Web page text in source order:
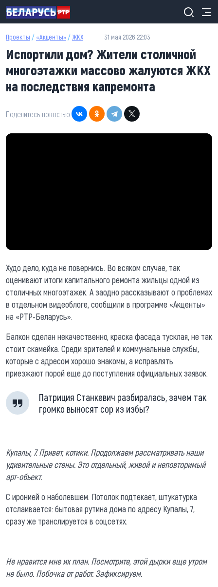
Перейти к основному содержанию
Проекты / «Акценты» / ЖКХ 31 мая 2026 22:03
Испортили дом? Жители столичной
многоэтажки массово жалуются ЖКХ
на последствия капремонта
Поделитесь новостью:
Худо дело, куда не повернись. Во всяком случае, так
оценивают итоги капитального ремонта жильцы одной из
столичных многоэтажек. А заодно рассказывают о проблемах
в отдельном видеоблоге, сообщили в программе «Акценты»
на «РТР-Беларусь».
Балкон сделан некачественно, краска фасада тусклая, не так
стоит скамейка. Среди зрителей и коммунальные службы,
которые с адресом хорошо знакомы, а исправлять
приезжают порой еще до поступления официальных заявок.
Патриция Станкевич разбиралась, зачем так
громко выносят сор из избы?
Купалы, 7. Привет, котики. Продолжаем рассматривать наши
удивительные стены. Это отдельный, живой и неповторимый
арт-объект.
С иронией о наболевшем. Потолок подтекает, штукатурка
отслаивается: бытовая рутина дома по адресу Купалы, 7,
сразу же транслируется в соцсетях.
Не нравится мне их план. Посмотрите, этой дырки еще утром
не было. Побочка от работ. Зафиксируем.